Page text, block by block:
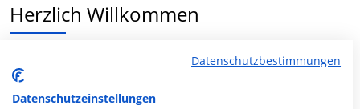
Herzlich Willkommen
MVZ Hausarztzentrum Charlottenburg in der
Pestalozzistr. 57 a ist ein medizinisches
Versorgungszentrum in Berlin.
Datenschutzbestimmungen
Datenschutzeinstellungen